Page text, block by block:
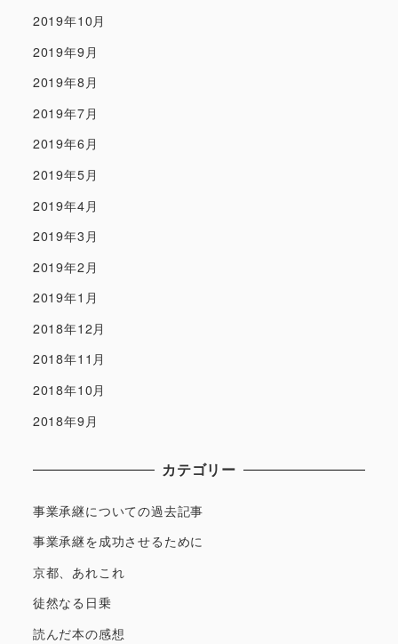
2019年10月
2019年9月
2019年8月
2019年7月
2019年6月
2019年5月
2019年4月
2019年3月
2019年2月
2019年1月
2018年12月
2018年11月
2018年10月
2018年9月
カテゴリー
事業承継についての過去記事
事業承継を成功させるために
京都、あれこれ
徒然なる日乗
読んだ本の感想